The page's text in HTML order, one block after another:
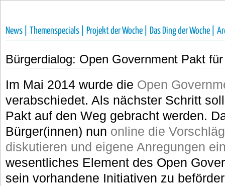
News | Themenspecials | Projekt der Woche | Das Ding der Woche |
Bürgerdialog: Open Government Pakt
Im Mai 2014 wurde die Open
verabschiedet. Als nächster Schritt
Pakt auf den Weg gebracht werden.
Bürger(innen) nun online die
diskutieren und eigene Anregungen
wesentliches Element des Open
sein vorhandene Initiativen zu